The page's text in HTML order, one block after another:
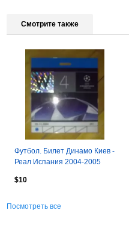
Смотрите также
Футбол. Билет Динамо Киев -
Реал Испания 2004-2005
$10
Посмотреть все